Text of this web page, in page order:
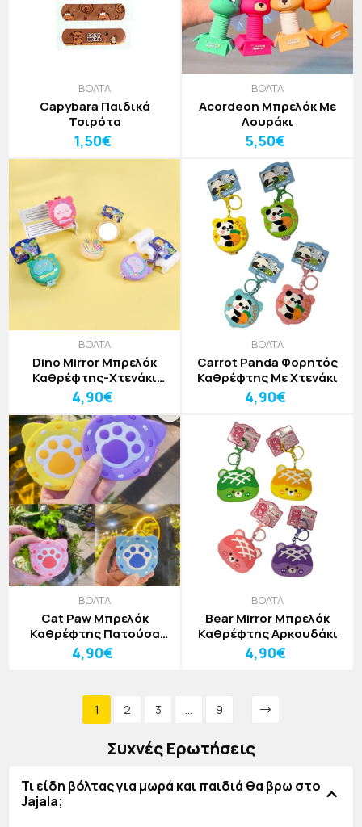
ΒΟΛΤΑ
Capybara Παιδικά
Τσιρότα
1,50€
ΒΟΛΤΑ
Acordeon Μπρελόκ Με
Λουράκι
5,50€
ΒΟΛΤΑ
Dino Mirror Μπρελόκ
Καθρέφτης-Χτενάκι
Δεινόσαυρος
4,90€
ΒΟΛΤΑ
Carrot Panda Φορητός
Καθρέφτης Με Χτενάκι
4,90€
ΒΟΛΤΑ
Cat Paw Μπρελόκ
Καθρέφτης Πατούσα
Γάτας
4,90€
ΒΟΛΤΑ
Bear Mirror Μπρελόκ
Καθρέφτης Αρκουδάκι
4,90€
1 2 3 ... 9
Συχνές Ερωτήσεις
Τι είδη βόλτας για μωρά και παιδιά θα βρω στο
Jajala;